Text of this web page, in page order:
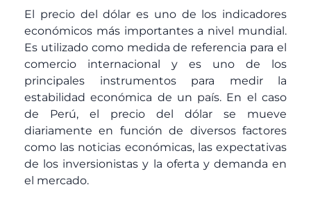
El precio del dólar es uno de los indicadores
económicos más importantes a nivel mundial.
Es utilizado como medida de referencia para el
comercio internacional y es uno de los
principales instrumentos para medir la
estabilidad económica de un país. En el caso
de Perú, el precio del dólar se mueve
diariamente en función de diversos factores
como las noticias económicas, las expectativas
de los inversionistas y la oferta y demanda en
el mercado.